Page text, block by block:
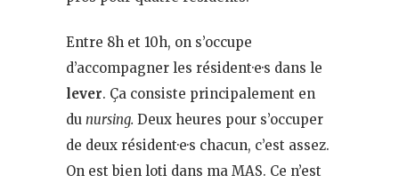
Entre 8h et 10h, on s’occupe
d’accompagner les résident·e·s dans le
lever. Ça consiste principalement en
du nursing. Deux heures pour s’occuper
de deux résident·e·s chacun, c’est assez.
On est bien loti dans ma MAS. Ce n’est